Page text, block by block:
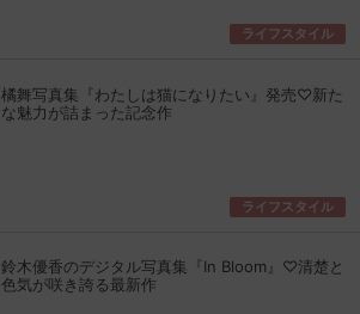
ライフスタイル
橘舞写真集『わたしは猫になりたい』発売♡新た
な魅力が詰まった記念作
ライフスタイル
鈴木優香のデジタル写真集『In Bloom』♡清楚と
色気が咲き誇る最新作